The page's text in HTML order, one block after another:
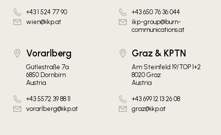
+43 1 524 77 90
wien@ikp.at
+43 650 76 36 044
ikp-group@burn-
communications.at
Vorarlberg
Gütlestraße 7a
6850 Dornbirn
Austria
+43 5572 39 88 11
vorarlberg@ikp.at
Graz & KPTN
Am Steinfeld 19/TOP 1+2
8020 Graz
Austria
+43 699 12 13 26 08
graz@ikp.at